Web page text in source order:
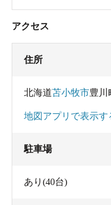
アクセス
住所
北海道苫小牧市豊川
地図アプリで表示す
駐車場
あり(40台)